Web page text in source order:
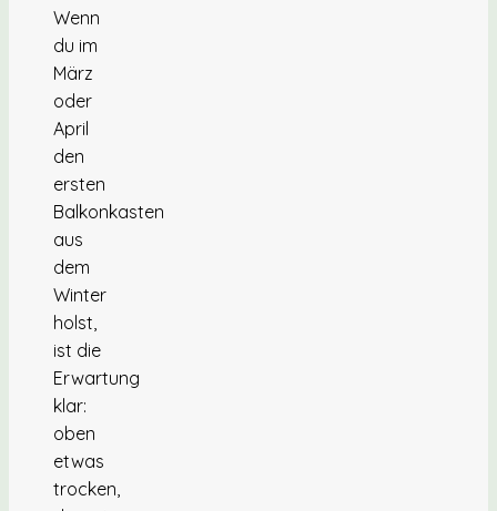
Wenn
du im
März
oder
April
den
ersten
Balkonkasten
aus
dem
Winter
holst,
ist die
Erwartung
klar:
oben
etwas
trocken,